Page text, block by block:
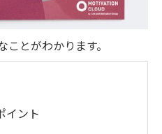
とがわかります。
イント